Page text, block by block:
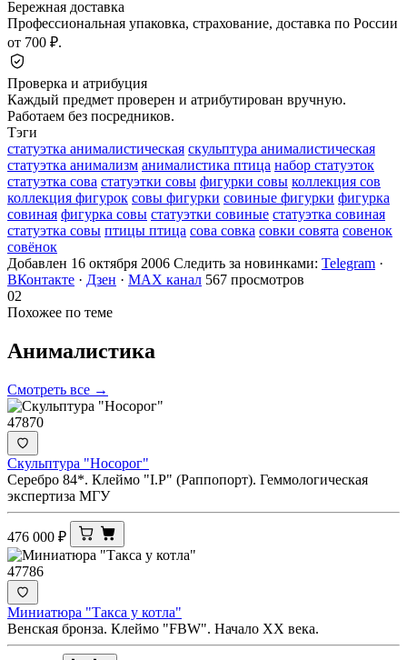
Бережная доставка
Профессиональная упаковка, страхование, доставка по России
от 700 ₽.
Проверка и атрибуция
Каждый предмет проверен и атрибутирован вручную.
Работаем без посредников.
Тэги
статуэтка анималистическая скульптура анималистическая
статуэтка анимализм анималистика птица набор статуэток
статуэтка сова статуэтки совы фигурки совы коллекция сов
коллекция фигурок совы фигурки совиные фигурки фигурка
совиная фигурка совы статуэтки совиные статуэтка совиная
статуэтка совы птицы птица сова совка совки совята совенок
совёнок
Добавлен 16 октября 2006 Следить за новинками: Telegram ·
ВКонтакте · Дзен · MAX канал 567 просмотров
02
Похожее по теме
Анималистика
Смотреть все →
47870
Скульптура "Носорог"
Серебро 84*. Клеймо "I.Р" (Раппопорт). Геммологическая
экспертиза МГУ
476 000 ₽
47786
Миниатюра "Такса у котла"
Венская бронза. Клеймо "FBW". Начало ХХ века.